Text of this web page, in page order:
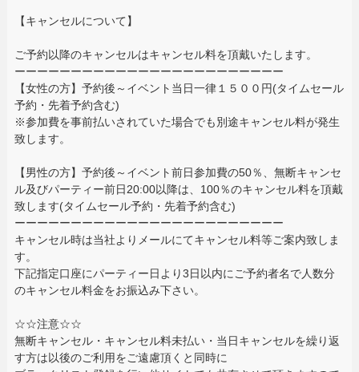
【キャンセルについて】
ご予約以降のキャンセルはキャンセル料を頂戴いたします。
ーーーーーーーーーーーーーーーーーーーーーーーー
【女性の方】予約後～イベント当日一律１５００円(タイムセール
予約・先着予約含む)
※参加費を事前払いされていた場合でも別途キャンセル料が発生
致します。
【男性の方】予約後～イベント前日参加費の50％、無断キャンセ
ル及びパーティー前日20:00以降は、100％のキャンセル料を頂戴
致します(タイムセール予約・先着予約含む)
ーーーーーーーーーーーーーーーーーーーーーーーー
キャンセル時は当社よりメールにてキャンセル料等ご案内致しま
す。
下記指定口座にパーティー日より3日以内にご予約者名で人数分
のキャンセル料金をお振込み下さい。
☆☆注意☆☆
無断キャンセル・キャンセル料未払い・当日キャンセルを繰り返
す方は以後のご利用をご遠慮頂くと同時に